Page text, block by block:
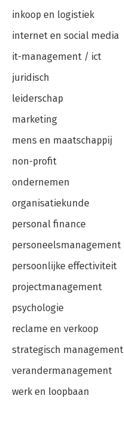
inkoop en logistiek
internet en social media
it-management / ict
juridisch
leiderschap
marketing
mens en maatschappij
non-profit
ondernemen
organisatiekunde
personal finance
personeelsmanagement
persoonlijke effectiviteit
projectmanagement
psychologie
reclame en verkoop
strategisch management
verandermanagement
werk en loopbaan